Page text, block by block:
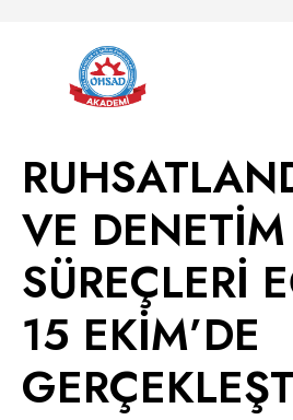
VE DENETİM
SÜREÇLERİ
15 EKİM’DE